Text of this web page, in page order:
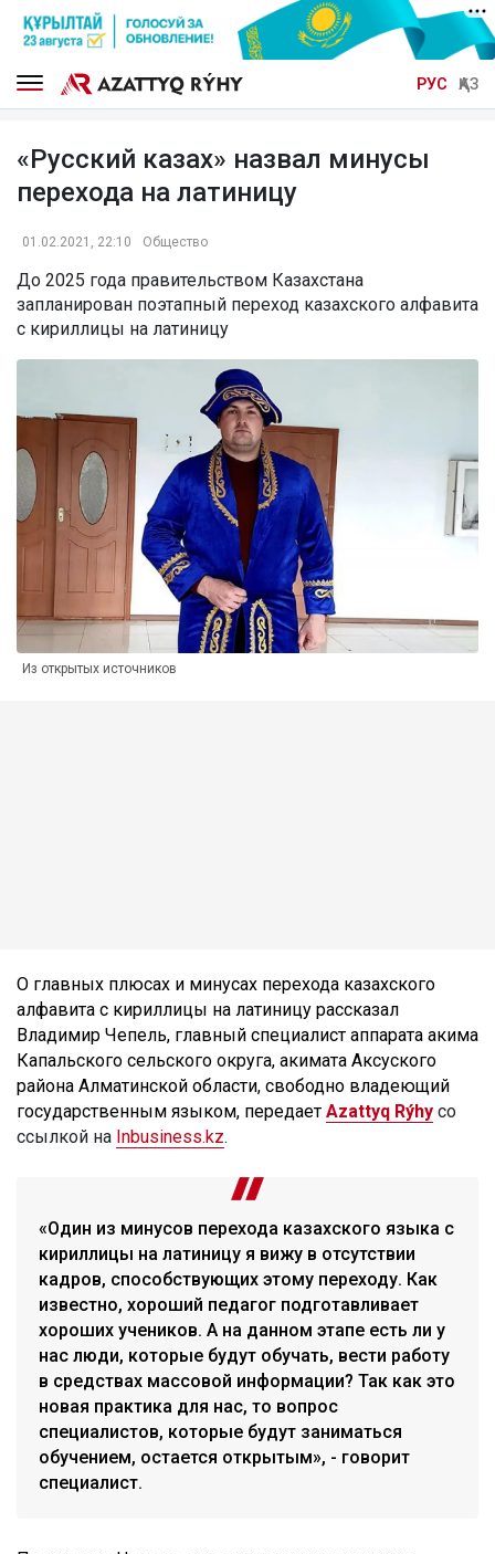
РУС ҚАЗ
«Русский казах» назвал минусы
перехода на латиницу
01.02.2021, 22:10 Общество
До 2025 года правительством Казахстана
запланирован поэтапный переход казахского алфавита
с кириллицы на латиницу
Из открытых источников
О главных плюсах и минусах перехода казахского
алфавита с кириллицы на латиницу рассказал
Владимир Чепель, главный специалист аппарата акима
Капальского сельского округа, акимата Аксуского
района Алматинской области, свободно владеющий
государственным языком, передает Azattyq Rýhy со
ссылкой на Inbusiness.kz.
«Один из минусов перехода казахского языка с
кириллицы на латиницу я вижу в отсутствии
кадров, способствующих этому переходу. Как
известно, хороший педагог подготавливает
хороших учеников. А на данном этапе есть ли у
нас люди, которые будут обучать, вести работу
в средствах массовой информации? Так как это
новая практика для нас, то вопрос
специалистов, которые будут заниматься
обучением, остается открытым», - говорит
специалист.